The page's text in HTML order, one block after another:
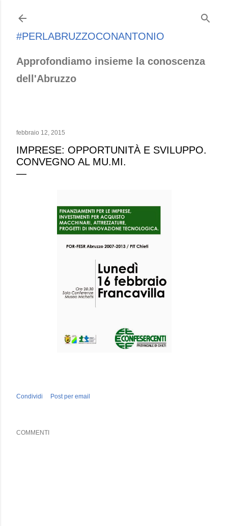
#PERLABRUZZOCONANTONIO
Approfondiamo insieme la conoscenza
dell'Abruzzo
febbraio 12, 2015
IMPRESE: OPPORTUNITÀ E SVILUPPO.
CONVEGNO AL MU.MI.
Condividi Post per email
COMMENTI